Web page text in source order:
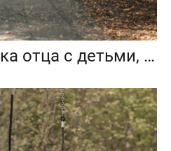
Обычная прогулка отца с детьми, Ольгинский лесопарк, Балашиха